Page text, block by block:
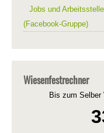
Jobs und
(Facebook-Gruppe)
Wiesenfestrechner
Bis zum